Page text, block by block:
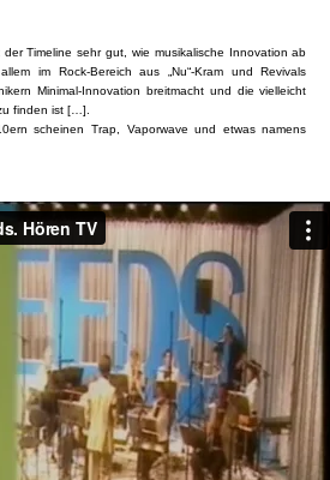
Timeline sehr gut, wie musikalische Innovation ab
im Rock-Bereich aus „Nu“-Kram und Revivals
Minimal-Innovation breitmacht und die vielleicht
finden ist […].
scheinen Trap, Vaporwave und etwas namens